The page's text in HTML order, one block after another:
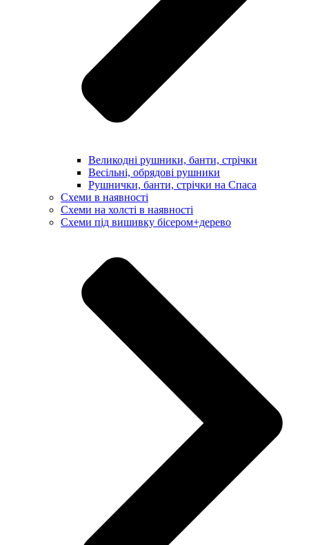
Великодні рушники, банти, стрічки
Весільні, обрядові рушники
Рушнички, банти, стрічки на Спаса
Схеми в наявності
Схеми на холсті в наявності
Схеми під вишивку бісером+дерево